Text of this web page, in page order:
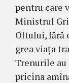
pentru care
Ministrul
Oltului, fără
grea viața
Trenurile
pricina